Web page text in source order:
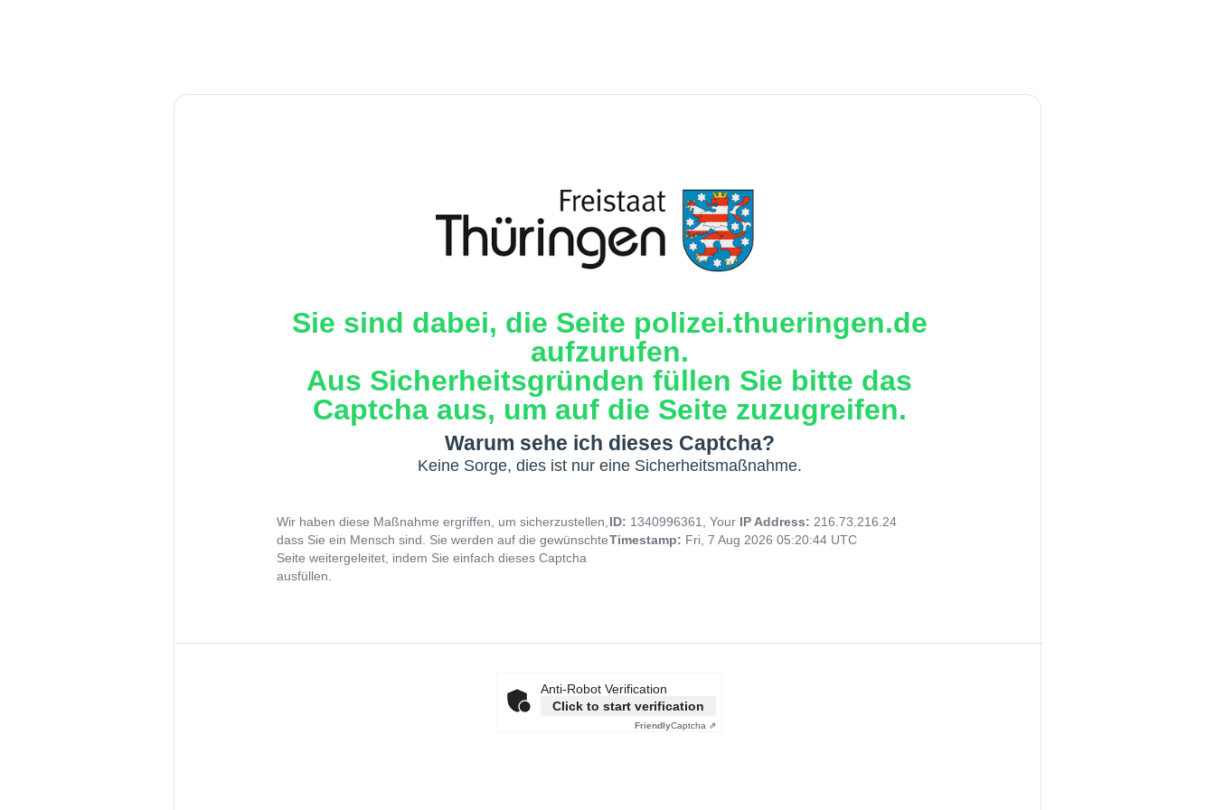
Sie sind dabei, die Seite polizei.thueringen.de
aufzurufen.
Aus Sicherheitsgründen füllen Sie bitte das
Captcha aus, um auf die Seite zuzugreifen.
Warum sehe ich dieses Captcha?
Keine Sorge, dies ist nur eine Sicherheitsmaßnahme.
Wir haben diese Maßnahme ergriffen, um sicherzustellen,
dass Sie ein Mensch sind. Sie werden auf die gewünschte
Seite weitergeleitet, indem Sie einfach dieses Captcha
ausfüllen.
ID: 1340996361, Your IP Address: 216.73.216.24
Timestamp: Fri, 7 Aug 2026 05:20:44 UTC
Anti-Robot Verification
Click to start verification
FriendlyCaptcha ⇗